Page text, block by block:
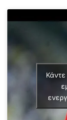
Κάντε